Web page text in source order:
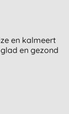
en kalmeert
en gezond